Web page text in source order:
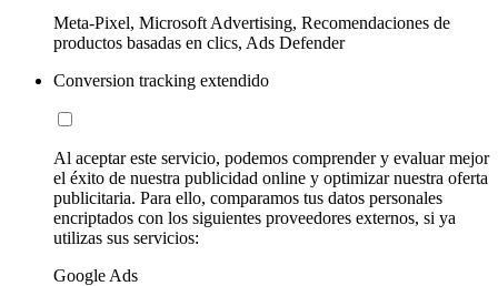
Meta-Pixel, Microsoft Advertising, Recomendaciones de
productos basadas en clics, Ads Defender
Conversion tracking extendido
Al aceptar este servicio, podemos comprender y evaluar mejor
el éxito de nuestra publicidad online y optimizar nuestra oferta
publicitaria. Para ello, comparamos tus datos personales
encriptados con los siguientes proveedores externos, si ya
utilizas sus servicios:
Google Ads